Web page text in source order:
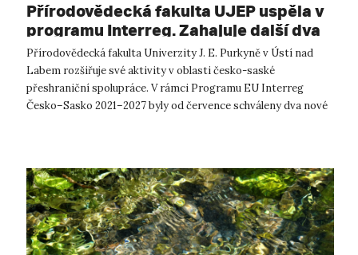
Přírodovědecká fakulta UJEP uspěla v
programu Interreg. Zahajuje další dva
přeshraniční projekty se saskými
partnery
Přírodovědecká fakulta Univerzity J. E. Purkyně v Ústí nad
Labem rozšiřuje své aktivity v oblasti česko-saské
přeshraniční spolupráce. V rámci Programu EU Interreg
Česko–Sasko 2021–2027 byly od července schváleny dva nové